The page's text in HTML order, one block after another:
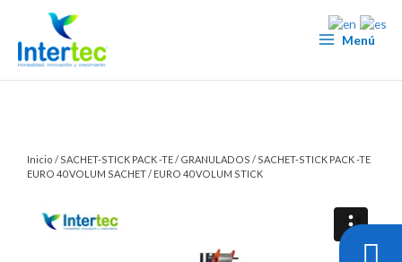
contenido
Menú
Inicio / SACHET-STICK PACK -TE/ GRANULADOS / SACHET-STICK PACK -TE
EURO 40 VOLUM SACHET / EURO 40 VOLUM STICK